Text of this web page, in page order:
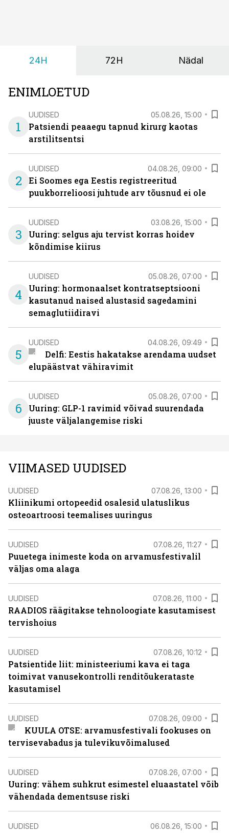
24H 72H Nädal
ENIMLOETUD
1
UUDISED 05.08.26, 15:00
Patsiendi peaaegu tapnud kirurg kaotas
arstilitsentsi
2
UUDISED 04.08.26, 09:00
Ei Soomes ega Eestis registreeritud
puukborrelioosi juhtude arv tõusnud ei ole
3
UUDISED 03.08.26, 15:00
Uuring: selgus aju tervist korras hoidev
kõndimise kiirus
4
UUDISED 05.08.26, 07:00
Uuring: hormonaalset kontratseptsiooni
kasutanud naised alustasid sagedamini
semaglutiidiravi
5
UUDISED 04.08.26, 09:49
Delfi: Eestis hakatakse arendama uudset
elupäästvat vähiravimit
6
UUDISED 05.08.26, 07:00
Uuring: GLP-1 ravimid võivad suurendada
juuste väljalangemise riski
VIIMASED UUDISED
UUDISED 07.08.26, 13:00
Kliinikumi ortopeedid osalesid ulatuslikus
osteoartroosi teemalises uuringus
UUDISED 07.08.26, 11:27
Puuetega inimeste koda on arvamusfestivalil
väljas oma alaga
UUDISED 07.08.26, 11:00
RAADIOS räägitakse tehnoloogiate kasutamisest
tervishoius
UUDISED 07.08.26, 10:12
Patsientide liit: ministeeriumi kava ei taga
toimivat vanusekontrolli renditõukerataste
kasutamisel
UUDISED 07.08.26, 09:00
KUULA OTSE: arvamusfestivali fookuses on
tervisevabadus ja tulevikuvõimalused
UUDISED 07.08.26, 07:00
Uuring: vähem suhkrut esimestel eluaastatel võib
vähendada dementsuse riski
UUDISED 06.08.26, 15:00